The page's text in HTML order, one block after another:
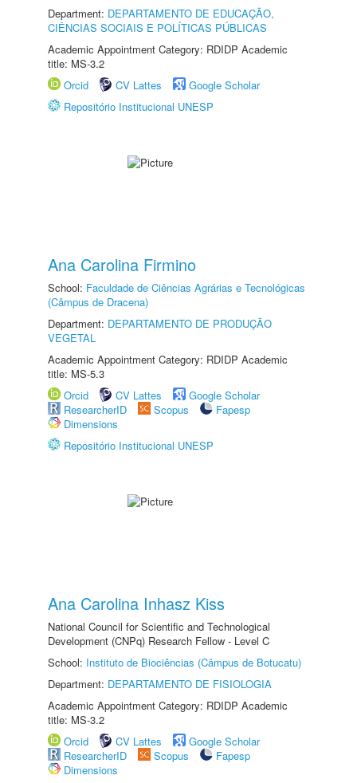
Department: DEPARTAMENTO DE EDUCAÇÃO,
CIÊNCIAS SOCIAIS E POLÍTICAS PÚBLICAS
Academic Appointment Category: RDIDP Academic
title: MS-3.2
Orcid
CV Lattes
Google Scholar
Repositório Institucional UNESP
Ana Carolina Firmino
School: Faculdade de Ciências Agrárias e Tecnológicas
(Câmpus de Dracena)
Department: DEPARTAMENTO DE PRODUÇÃO
VEGETAL
Academic Appointment Category: RDIDP Academic
title: MS-5.3
Orcid
CV Lattes
Google Scholar
ResearcherID
Scopus
Fapesp
Dimensions
Repositório Institucional UNESP
Ana Carolina Inhasz Kiss
National Council for Scientific and Technological
Development (CNPq) Research Fellow - Level C
School: Instituto de Biociências (Câmpus de Botucatu)
Department: DEPARTAMENTO DE FISIOLOGIA
Academic Appointment Category: RDIDP Academic
title: MS-3.2
Orcid
CV Lattes
Google Scholar
ResearcherID
Scopus
Fapesp
Dimensions